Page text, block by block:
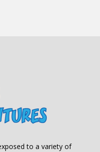
to a variety of